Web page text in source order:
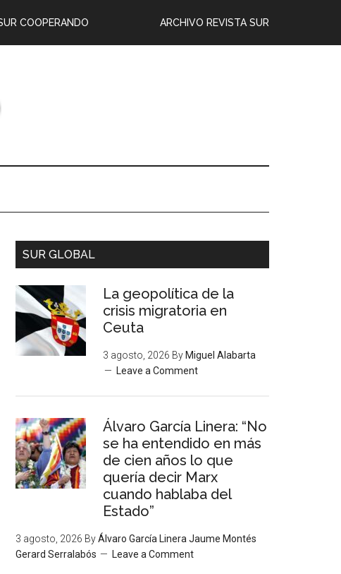
ARCHIVO REVISTA SUR
COOPERANDO
SUR GLOBAL
La geopolítica de la
crisis migratoria en
Ceuta
3 agosto, 2026 By Miguel Alabarta
Leave a Comment
Álvaro García Linera: “No
se ha entendido en más
de cien años lo que
quería decir Marx
cuando hablaba del
Estado”
3 agosto, 2026 ByÁlvaro García Linera Jaume Montés
Gerard Serralabós
Leave a Comment